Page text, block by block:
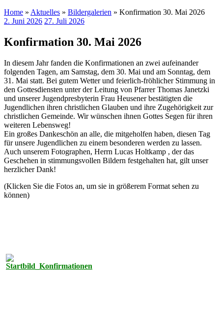
Home » Aktuelles » Bildergalerien » Konfirmation 30. Mai 2026
2. Juni 2026 27. Juli 2026
Konfirmation 30. Mai 2026
In diesem Jahr fanden die Konfirmationen an zwei aufeinander
folgenden Tagen, am Samstag, dem 30. Mai und am Sonntag, dem
31. Mai statt. Bei gutem Wetter und feierlich-fröhlicher Stimmung in
den Gottesdiensten unter der Leitung von Pfarrer Thomas Janetzki
und unserer Jugendpresbyterin Frau Heusener bestätigten die
Jugendlichen ihren christlichen Glauben und ihre Zugehörigkeit zur
christlichen Gemeinde. Wir wünschen ihnen Gottes Segen für ihren
weiteren Lebensweg!
Ein großes Dankeschön an alle, die mitgeholfen haben, diesen Tag
für unsere Jugendlichen zu einem besonderen werden zu lassen.
Auch unserem Fotographen, Herrn Lucas Holtkamp , der das
Geschehen in stimmungsvollen Bildern festgehalten hat, gilt unser
herzlicher Dank!
(Klicken Sie die Fotos an, um sie in größerem Format sehen zu
können)